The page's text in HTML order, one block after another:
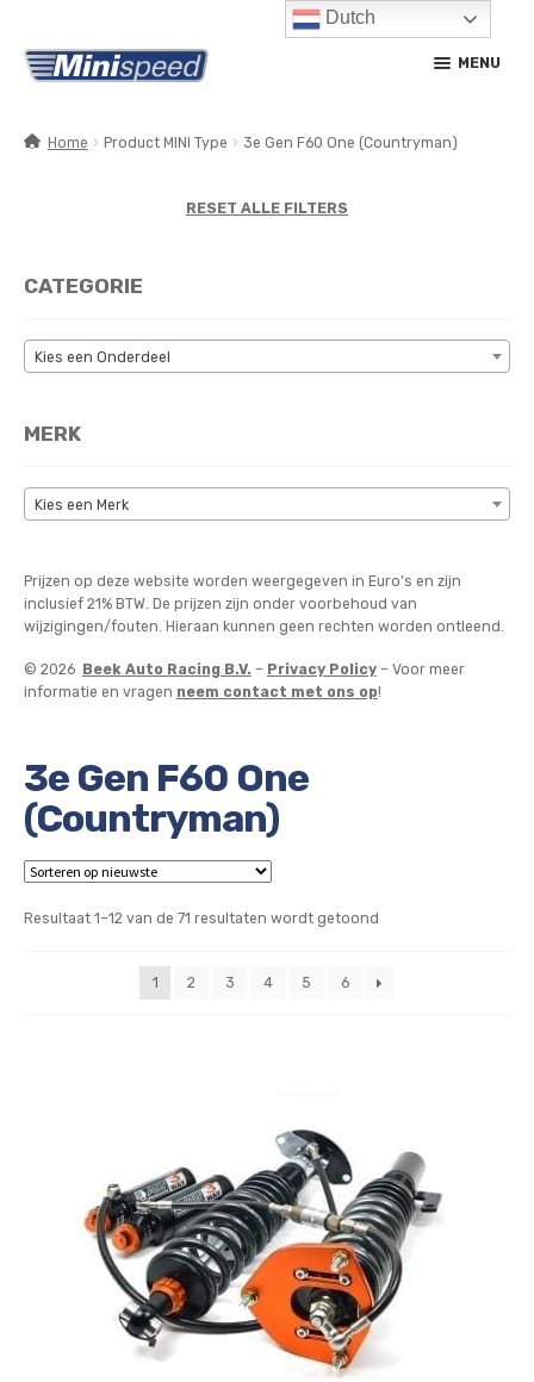
Ga
door
navigatie
Ga
naar
inhoud
MENU
CONTACT
MIJN ACCOUNT
Home Product MINI Type 3e Gen F60 One (Countryman)
3e Gen F60 One
(Countryman)
Resultaat 1–12 van de 71 resultaten wordt getoondGesorteerd
1
2 3 4 5 6
RESET ALLE FILTERS
CATEGORIE
Kies een Onderdeel
MERK
Kies een Merk
Prijzen op deze website worden weergegeven in Euro’s en zijn
inclusief 21% BTW. De prijzen zijn onder voorbehoud van
wijzigingen/fouten. Hieraan kunnen geen rechten worden ontleend.
© 2026 Beek Auto Racing B.V. – Privacy Policy– Voor meer
informatie en vragen neem contact met ons op!
Dutch